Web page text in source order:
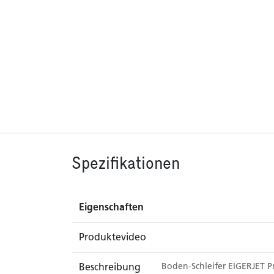
Spezifikationen
Eigenschaften
Produktevideo
Beschreibung
Boden-Schleifer EIGERJET